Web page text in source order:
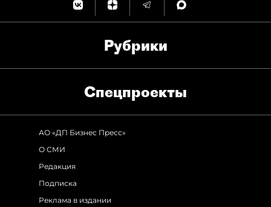
Рубрики
Спец­проекты
АО «ДП Бизнес Пресс»
О СМИ
Редакция
Подписка
Реклама в издании